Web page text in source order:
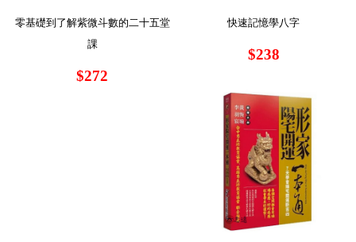
零基礎到了解紫微斗數的二十五堂
課
$272
快速記憶學八字
$238